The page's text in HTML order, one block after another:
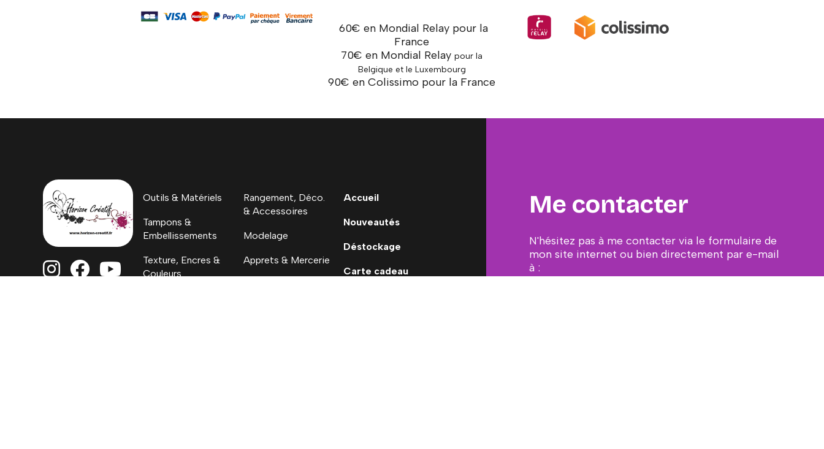
60€ en Mondial Relay pour la
France
70€ en Mondial Relaypour la
Belgique et le Luxembourg
90€ en Colissimo pour la France
  
Outils & Matériels
Tampons &
Embellissements
Texture, Encres &
Couleurs
Rangement, Déco.
& Accessoires
Modelage
Apprets & Mercerie
Accueil
Nouveautés
Déstockage
Carte cadeau
Me contacter
N'hésitez pas à me contacter via le formulaire de
mon site internet ou bien directement par e-mail
à :